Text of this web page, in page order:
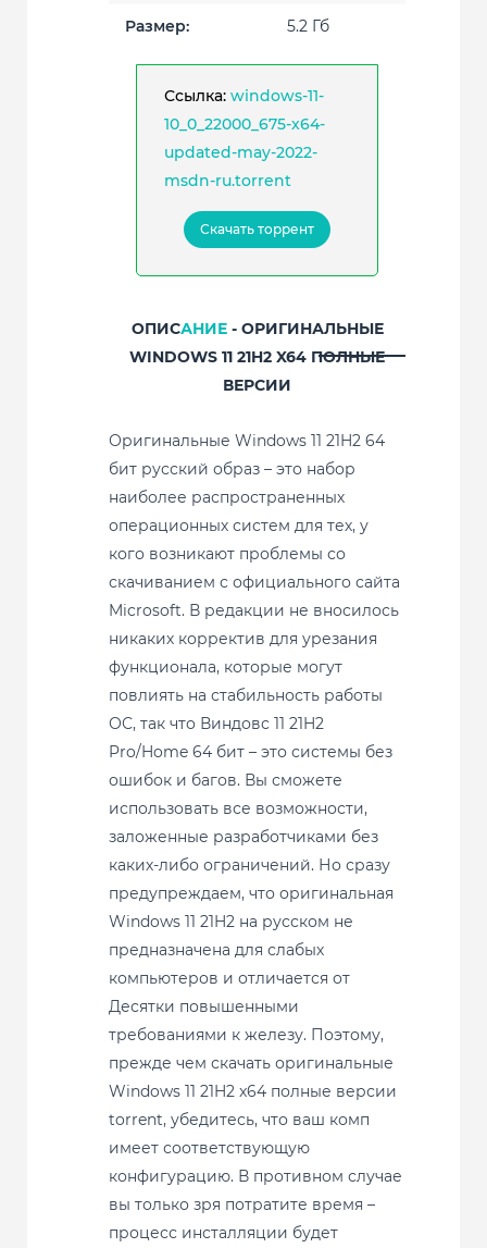
Размер: 5.2 Гб
Ссылка: windows-11-
10_0_22000_675-x64-
updated-may-2022-
msdn-ru.torrent
Скачать торрент
ОПИСАНИЕ- ОРИГИНАЛЬНЫЕ
WINDOWS 11 21H2 X64 ПОЛНЫЕ
ВЕРСИИ
Оригинальные Windows 11 21H2 64
бит русский образ – это набор
наиболее распространенных
операционных систем для тех, у
кого возникают проблемы со
скачиванием с официального сайта
Microsoft. В редакции не вносилось
никаких корректив для урезания
функционала, которые могут
повлиять на стабильность работы
ОС, так что Виндовс 11 21H2
Pro/Home 64 бит – это системы без
ошибок и багов. Вы сможете
использовать все возможности,
заложенные разработчиками без
каких-либо ограничений. Но сразу
предупреждаем, что оригинальная
Windows 11 21H2 на русском не
предназначена для слабых
компьютеров и отличается от
Десятки повышенными
требованиями к железу. Поэтому,
прежде чем скачать оригинальные
Windows 11 21H2 x64 полные версии
torrent, убедитесь, что ваш комп
имеет соответствующую
конфигурацию. В противном случае
вы только зря потратите время –
процесс инсталляции будет